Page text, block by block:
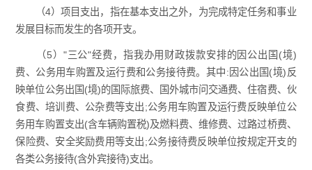
（4）项目支出，指在基本支出之外，为完成特定任务和事业
发展目标而发生的各项开支。
（5）"三公"经费，指我办用财政拨款安排的因公出国(境)
费、公务用车购置及运行费和公务接待费。其中:因公出国(境)反
映单位公务出国(境)的国际旅费、国外城市问交通费、住宿费、伙
食费、培训费、公杂费等支出;公务用车购置及运行费反映单位公
务用车购置支出(含车辆购置税)及燃料费、维修费、过路过桥费、
保险费、安全奖励费用等支出;公务接待费反映单位按规定开支的
各类公务接待(含外宾接待)支出。